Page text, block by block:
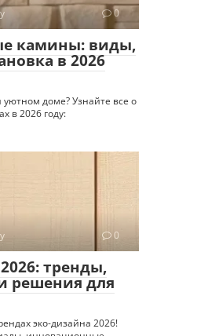
0
камины: виды,
в 2026
доме? Узнайте все о
в 2026 году:
0
тренды,
решения для
эко-дизайна 2026!